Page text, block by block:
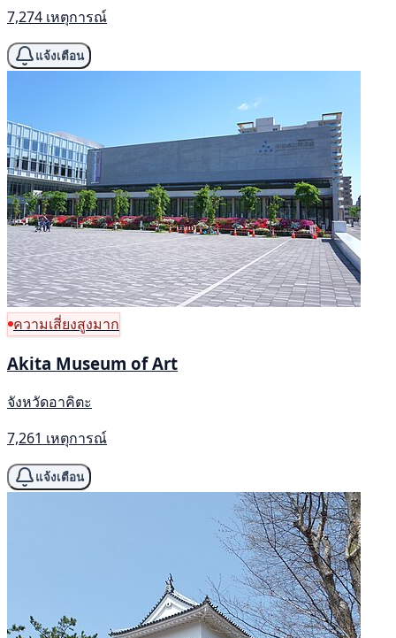
7,274 เหตุการณ์
แจ้งเตือน
ความเสี่ยงสูงมาก
Akita Museum of Art
จังหวัดอาคิตะ
7,261 เหตุการณ์
แจ้งเตือน